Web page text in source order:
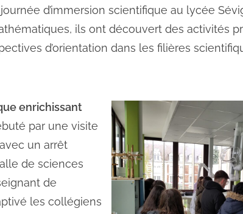
d’immersion scientifique au lycée
ils ont découvert des activités
d’orientation dans les filières
enrichissant
par une visite
un arrêt
de sciences
de
les collégiens